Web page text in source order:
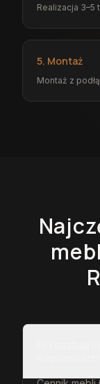
Realizacja 3–5
5. Montaż
Montaż z